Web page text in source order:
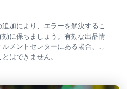
加により、エラーを解決するこ
に保ちましょう。有効な出品情
メントセンターにある場合、こ
はできません。